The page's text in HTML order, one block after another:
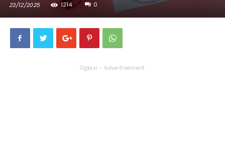
23/12/2025 1214 0
Oglasi - Advertisement